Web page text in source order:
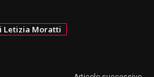
Letizia Moratti